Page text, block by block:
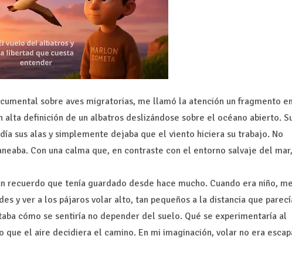
sobre aves migratorias, me llamó la atención un fragmento en
alta definición de un albatros deslizándose sobre el océano abierto.
sus alas y simplemente dejaba que el viento hiciera su trabajo. No
Con una calma que, en contraste con el entorno salvaje del mar,
recuerdo que tenía guardado desde hace mucho. Cuando era niño, me
y ver a los pájaros volar alto, tan pequeños a la distancia que
cómo se sentiría no depender del suelo. Qué se experimentaría al
que el aire decidiera el camino. En mi imaginación, volar no era